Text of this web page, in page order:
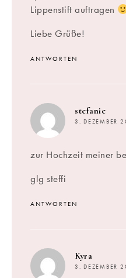
Lippenstift auftragen
Liebe Grüße!
ANTWORTEN
stefanie
3. DEZEMBER
zur Hochzeit meiner
glg steffi
ANTWORTEN
Kyra
3. DEZEMBER